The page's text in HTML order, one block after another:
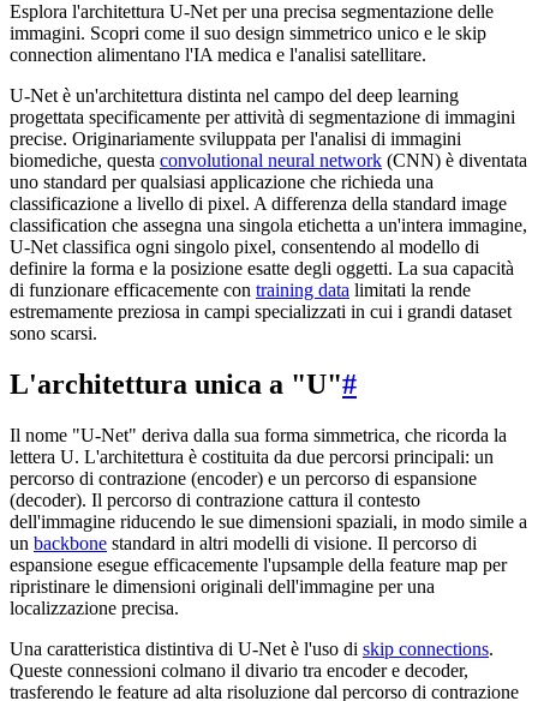
Esplora l'architettura U-Net per una precisa segmentazione delle
immagini. Scopri come il suo design simmetrico unico e le skip
connection alimentano l'IA medica e l'analisi satellitare.
U-Net è un'architettura distinta nel campo del deep learning
progettata specificamente per attività di segmentazione di immagini
precise. Originariamente sviluppata per l'analisi di immagini
biomediche, questa convolutional neural network (CNN) è diventata
uno standard per qualsiasi applicazione che richieda una
classificazione a livello di pixel. A differenza della standard image
classification che assegna una singola etichetta a un'intera immagine,
U-Net classifica ogni singolo pixel, consentendo al modello di
definire la forma e la posizione esatte degli oggetti. La sua capacità
di funzionare efficacemente con training data limitati la rende
estremamente preziosa in campi specializzati in cui i grandi dataset
sono scarsi.
L'architettura unica a "U"#
Il nome "U-Net" deriva dalla sua forma simmetrica, che ricorda la
lettera U. L'architettura è costituita da due percorsi principali: un
percorso di contrazione (encoder) e un percorso di espansione
(decoder). Il percorso di contrazione cattura il contesto
dell'immagine riducendo le sue dimensioni spaziali, in modo simile a
un backbone standard in altri modelli di visione. Il percorso di
espansione esegue efficacemente l'upsample della feature map per
ripristinare le dimensioni originali dell'immagine per una
localizzazione precisa.
Una caratteristica distintiva di U-Net è l'uso di skip connections.
Queste connessioni colmano il divario tra encoder e decoder,
trasferendo le feature ad alta risoluzione dal percorso di contrazione